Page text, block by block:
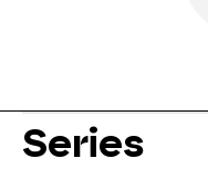
Series